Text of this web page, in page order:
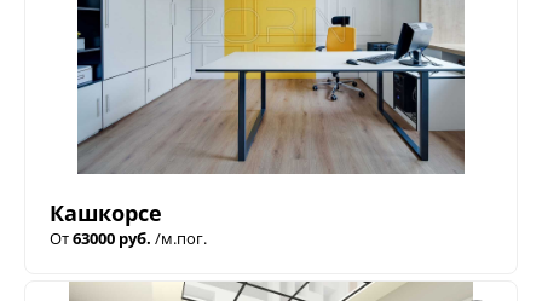
Кашкорсе
От63000 руб. /м.пог.